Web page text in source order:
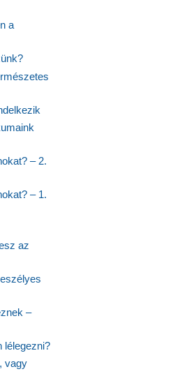
a
– 2.
– 1.
az
–
lélegezni?
vagy